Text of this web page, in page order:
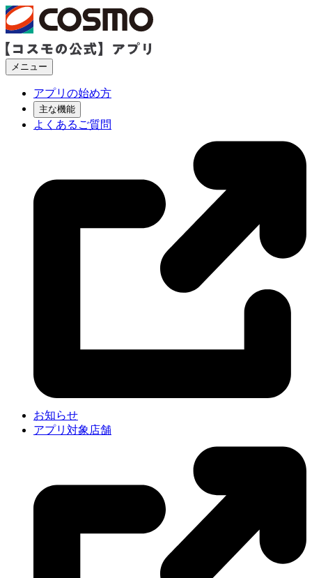
メニュー
アプリの始め方
主な機能
よくあるご質問
お知らせ
アプリ対象店舗